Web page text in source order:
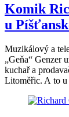
Komik
u
Muzikálový a
„Geňa“ Genzer
kuchař a
Litoměřic. A to u